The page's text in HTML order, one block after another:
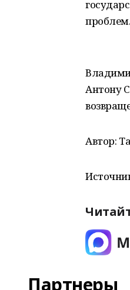
Антону
Автор:
Партнеры